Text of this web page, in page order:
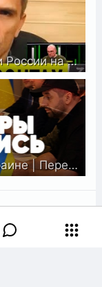
Юрий Подоляка о спецоперации России на Украине
⚡️Срочно | Спецоперация на Украине | Переговоры в Гомеле | Что происходит | Спецэфир